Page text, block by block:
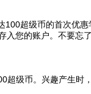
超级币的首次优
入您的账户。不要忘
超级币。兴趣产生时